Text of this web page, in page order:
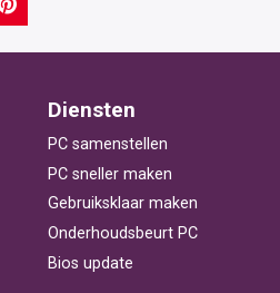
Diensten
PC samenstellen
PC sneller maken
Gebruiksklaar maken
Onderhoudsbeurt PC
Bios update